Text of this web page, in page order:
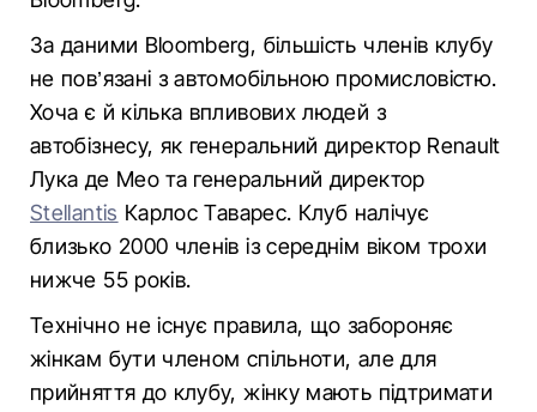
За даними Bloomberg, більшість членів клубу
не пов’язані з автомобільною промисловістю.
Хоча є й кілька впливових людей з
автобізнесу, як генеральний директор Renault
Лука де Мео та генеральний директор
Stellantis Карлос Таварес. Клуб налічує
близько 2000 членів із середнім віком трохи
нижче 55 років.
Технічно не існує правила, що забороняє
жінкам бути членом спільноти, але для
прийняття до клубу, жінку мають підтримати